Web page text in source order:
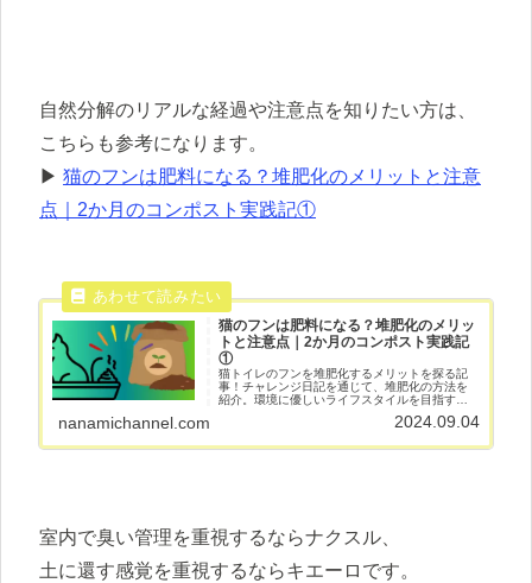
自然分解のリアルな経過や注意点を知りたい方は、
こちらも参考になります。
▶ 猫のフンは肥料になる？堆肥化のメリットと注意
点｜2か月のコンポスト実践記①
猫のフンは肥料になる？堆肥化のメリッ
トと注意点｜2か月のコンポスト実践記
①
猫トイレのフンを堆肥化するメリットを探る記
事！チャレンジ日記を通じて、堆肥化の方法を
紹介。環境に優しいライフスタイルを目指す情
nanamichannel.com 2024.09.04
室内で臭い管理を重視するならナクスル、
土に還す感覚を重視するならキエーロです。